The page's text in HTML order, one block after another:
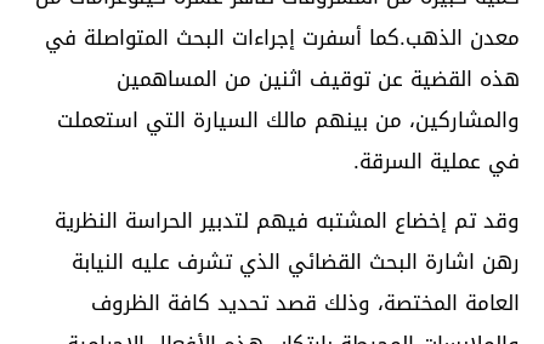
معدن الذهب.كما أسفرت إجراءات البحث المتواصلة في
هذه القضية عن توقيف اثنين من المساهمين
والمشاركين، من بينهم مالك السيارة التي استعملت
في عملية السرقة.
وقد تم إخضاع المشتبه فيهم لتدبير الحراسة النظرية
رهن اشارة البحث القضائي الذي تشرف عليه النيابة
العامة المختصة، وذلك قصد تحديد كافة الظروف